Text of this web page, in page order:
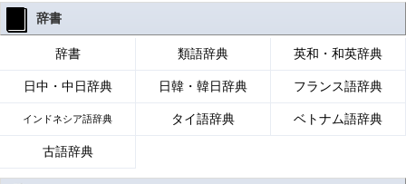
辞書
辞書 類語辞典 英和・和英辞典
日中・中日辞典 日韓・韓日辞典 フランス語辞典
インドネシア語辞典 タイ語辞典 ベトナム語辞典
古語辞典